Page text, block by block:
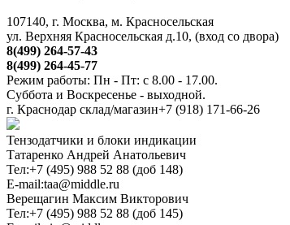
107140, г. Москва, м. Красносельская
ул. Верхняя Красносельская д.10, (вход со двора)
8(499) 264-57-43
8(499) 264-45-77
Режим работы: Пн - Пт: с 8.00 - 17.00.
Суббота и Воскресенье - выходной.
г. Краснодар склад/магазин+7 (918) 171-66-26
Тензодатчики и блоки индикации
Татаренко Андрей Анатольевич
Тел:+7 (495) 988 52 88 (доб 148)
E-mail:taa@middle.ru
Верещагин Максим Викторович
Тел:+7 (495) 988 52 88 (доб 145)